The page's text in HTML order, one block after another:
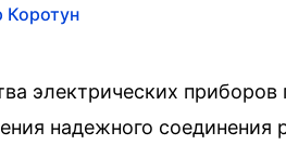
Коротун
электрических
надежного соединения